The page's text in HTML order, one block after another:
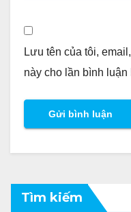
Lưu tên của tôi,
này cho lần bình luận
Tìm kiếm